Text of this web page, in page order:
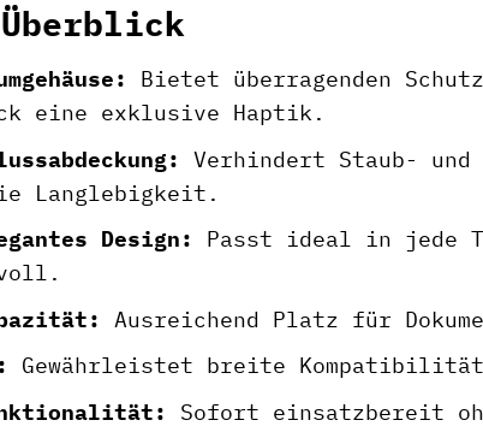
Bietet überragenden
eine exklusive Haptik.
Verhindert Staub- und
Langlebigkeit.
Design:
Passt ideal in jede
Ausreichend Platz für
Gewährleistet breite
Sofort einsatzbereit